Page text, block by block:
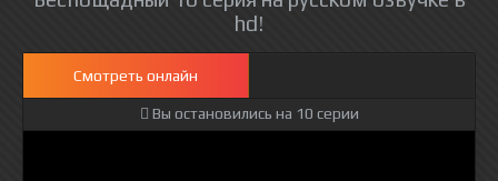
hd!
Смотреть онлайн
Вы остановились на 10 серии